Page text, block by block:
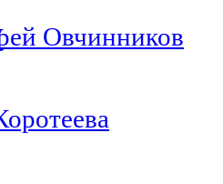
Овчинников